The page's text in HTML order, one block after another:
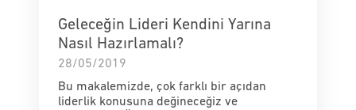
Geleceğin Lideri Kendini Yarına
Nasıl Hazırlamalı?
28/05/2019
Bu makalemizde, çok farklı bir açıdan
liderlik konusuna değineceğiz ve